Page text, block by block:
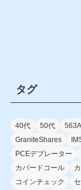
タグ
40代 50代 563A
GraniteShares
PCEデブレーター
カバードコール
コインチェック